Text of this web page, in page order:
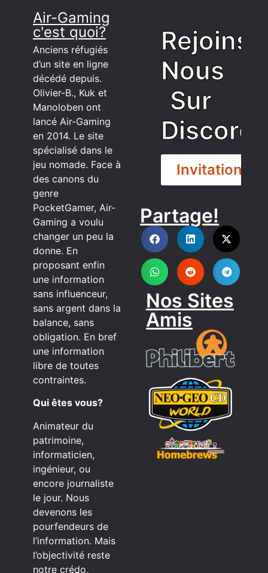
Air-Gaming
c'est quoi?
Anciens réfugiés
d’un site en ligne
décédé depuis.
Olivier-B., Kuk et
Manoloben ont
lancé Air-Gaming
en 2014. Le site
spécialisé dans le
jeu nomade. Face à
des canons du
genre
PocketGamer, Air-
Gaming a voulu
changer un peu la
donne. En
proposant enfin
une information
sans influenceur,
sans argent dans la
balance, sans
obligation. En bref
une information
libre de toutes
contraintes.
Qui êtes vous?
Animateur du
patrimoine,
informaticien,
ingénieur, ou
encore journaliste
le jour. Nous
devenons les
pourfendeurs de
l’information. Mais
l’objectivité reste
notre crédo,
Rejoins
Nous
Sur
Discord
Invitation
DISCORD
Partage!
Nos Sites
Amis